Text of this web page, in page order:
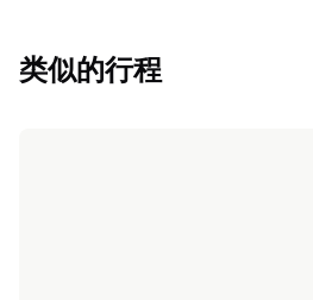
类似的行程